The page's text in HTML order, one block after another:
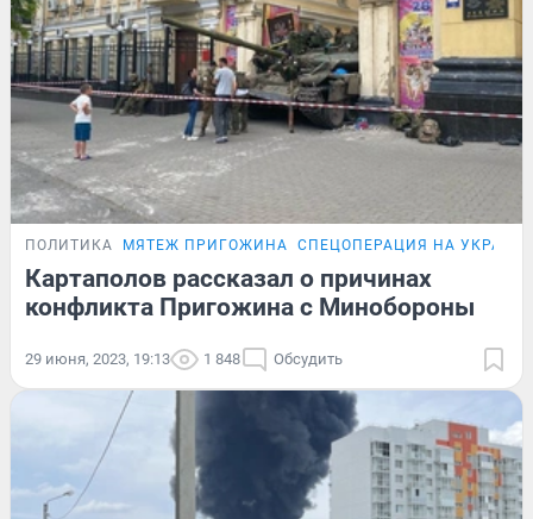
ПОЛИТИКА МЯТЕЖ ПРИГОЖИНА СПЕЦОПЕРАЦИЯ НА
Картаполов рассказал о причинах
конфликта Пригожина с Минобороны
29 июня, 2023, 19:13 1 848 Обсудить